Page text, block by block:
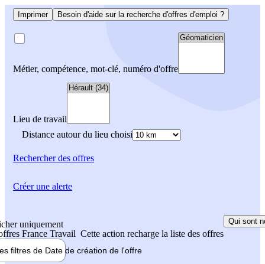
Imprimer Besoin d'aide sur la recherche d'offres d'emploi ?
Métier, compétence, mot-clé, numéro d'offre
Lieu de travail
Distance autour du lieu choisi
Rechercherdes offres
uniquement
France Travail Cette action recharge la liste des offres
Qui sont
filtres de Date de création de l'offre
Créer une alerte